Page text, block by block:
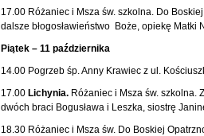
17.00 Różaniec i Msza św. szkolna. Do
dalsze błogosławieństwo Boże, opiekę
Piątek – 11 października
14.00 Pogrzeb śp. Anny Krawiec z ul.
17.00 Lichynia. Różaniec i Msza św. szkolna.
dwóch braci Bogusława i Leszka, siostrę
18.30 Różaniec i Msza św. Do Boskiej